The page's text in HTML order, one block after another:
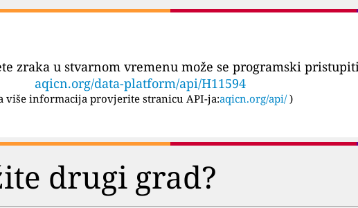
zraka u stvarnom vremenu može se programski
aqicn.org/data-platform/api/H11594
više informacija provjerite stranicu API-ja:aqicn.org/api/ )
drugi grad?